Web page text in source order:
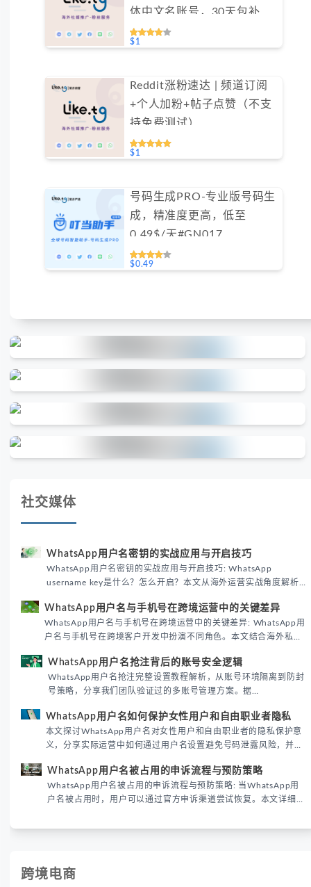
体中文名账号，30天包补保
障（不支持免费测试）
$1
Reddit涨粉速达 | 频道订阅
+个人加粉+帖子点赞（不支
持免费测试）
$1
号码生成PRO-专业版号码生
成，精准度更高，低至
0.49$/天#GN017
$0.49
社交媒体
WhatsApp用户名密钥的实战应用与开启技巧
WhatsApp用户名密钥的实战应用与开启技巧: WhatsApp
username key是什么？怎么开启？本文从海外运营实战角度解析
境团队高效触达目标客户。
WhatsApp用户名与手机号在跨境运营中的关键差异
WhatsApp用户名与手机号在跨境运营中的关键差异: WhatsApp用
户名与手机号在跨境客户开发中扮演不同角色。本文结合海外私域
际差异，帮助团队优化WhatsApp营销策略。
WhatsApp用户名抢注背后的账号安全逻辑
WhatsApp用户名抢注完整设置教程解析，从账号环境隔离到防封
号策略，分享我们团队验证过的多账号管理方案。据
性直接影响转化率。
WhatsApp用户名如何保护女性用户和自由职业者隐私
本文探讨WhatsApp用户名对女性用户和自由职业者的隐私保护意
义，分享实际运营中如何通过用户名设置避免号码泄露风险，并提
已成为全球数字沟通的首要考量。
WhatsApp用户名被占用的申诉流程与预防策略
WhatsApp用户名被占用的申诉流程与预防策略: 当WhatsApp用
户名被占用时，用户可以通过官方申诉渠道尝试恢复。本文详细解
账号安全。
跨境电商